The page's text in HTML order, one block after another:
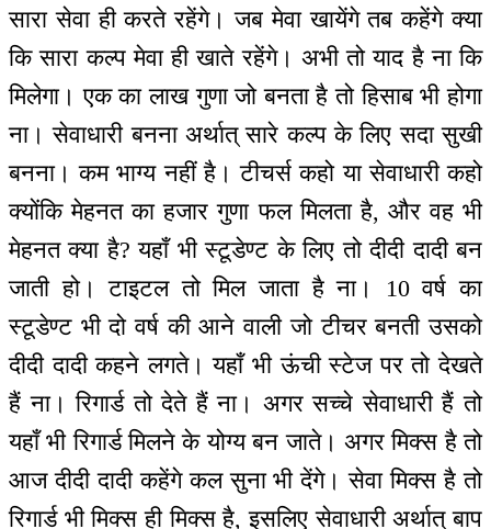
सारा सेवा ही करते रहेंगे। जब मेवा खायेंगे तब कहेंगे क्या
कि सारा कल्प मेवा ही खाते रहेंगे। अभी तो याद है ना कि
मिलेगा। एक का लाख गुणा जो बनता है तो हिसाब भी होगा
ना। सेवाधारी बनना अर्थात् सारे कल्प के लिए सदा सुखी
बनना। कम भाग्य नहीं है। टीचर्स कहो या सेवाधारी कहो
क्योंकि मेहनत का हजार गुणा फल मिलता है, और वह भी
मेहनत क्या है? यहाँ भी स्टूडेण्ट के लिए तो दीदी दादी बन
जाती हो। टाइटल तो मिल जाता है ना। 10 वर्ष का
स्टूडेण्ट भी दो वर्ष की आने वाली जो टीचर बनती उसको
दीदी दादी कहने लगते। यहाँ भी ऊंची स्टेज पर तो देखते
हैं ना। रिगार्ड तो देते हैं ना। अगर सच्चे सेवाधारी हैं तो
यहाँ भी रिगार्ड मिलने के योग्य बन जाते। अगर मिक्स है तो
आज दीदी दादी कहेंगे कल सुना भी देंगे। सेवा मिक्स है तो
रिगार्ड भी मिक्स ही मिक्स है, इसलिए सेवाधारी अर्थात् बाप